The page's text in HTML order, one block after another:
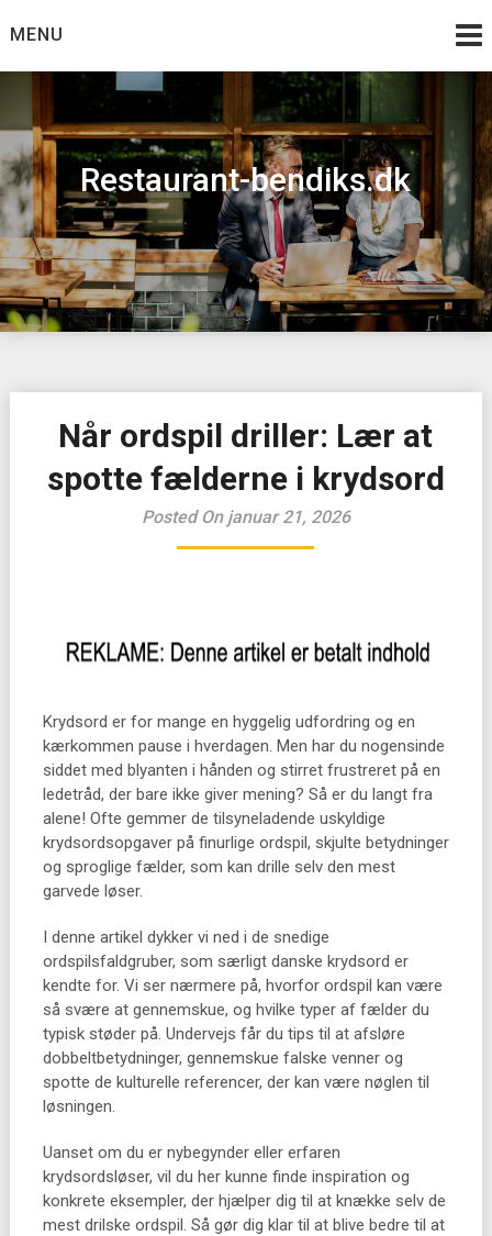
toMENU
Restaurant-bendiks.dk
Når ordspil driller: Lær at
spotte fælderne i krydsord
Posted On januar 21, 2026
Krydsord er for mange en hyggelig udfordring og en
kærkommen pause i hverdagen. Men har du nogensinde
siddet med blyanten i hånden og stirret frustreret på en
ledetråd, der bare ikke giver mening? Så er du langt fra
alene! Ofte gemmer de tilsyneladende uskyldige
krydsordsopgaver på finurlige ordspil, skjulte betydninger
og sproglige fælder, som kan drille selv den mest
garvede løser.
I denne artikel dykker vi ned i de snedige
ordspilsfaldgruber, som særligt danske krydsord er
kendte for. Vi ser nærmere på, hvorfor ordspil kan være
så svære at gennemskue, og hvilke typer af fælder du
typisk støder på. Undervejs får du tips til at afsløre
dobbeltbetydninger, gennemskue falske venner og
spotte de kulturelle referencer, der kan være nøglen til
løsningen.
Uanset om du er nybegynder eller erfaren
krydsordsløser, vil du her kunne finde inspiration og
konkrete eksempler, der hjælper dig til at knække selv de
mest drilske ordspil. Så gør dig klar til at blive bedre til at